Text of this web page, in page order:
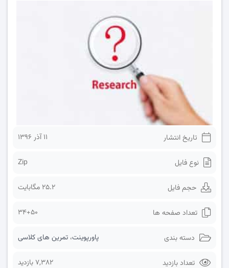
تاریخ انتشار ۱۱ آذر ۱۳۹۶
نوع فایل Zip
حجم فایل 25.2 مگابایت
تعداد صفحه ها 34+50
دسته بندی پاورپوینت، تمرین های کلاسی
تعداد بازدید 7,382 بازدید